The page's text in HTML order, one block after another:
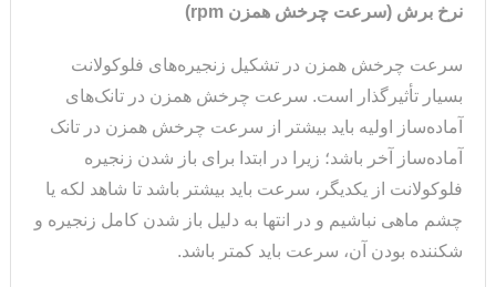
نرخ برش (سرعت چرخش همزن rpm
)
سرعت چرخش همزن در تشکیل زنجیره‌های فلوکولانت
بسیار تأثیرگذار است. سرعت چرخش همزن در تانک‌های
آماده‌ساز اولیه باید بیشتر از سرعت چرخش همزن در تانک
آماده‌ساز آخر باشد؛ زیرا در ابتدا برای باز شدن زنجیره
فلوکولانت از یکدیگر، سرعت باید بیشتر باشد تا شاهد لکه یا
چشم ماهی نباشیم و در انتها به دلیل باز شدن کامل زنجیره و
شکننده بودن آن، سرعت باید کمتر باشد.